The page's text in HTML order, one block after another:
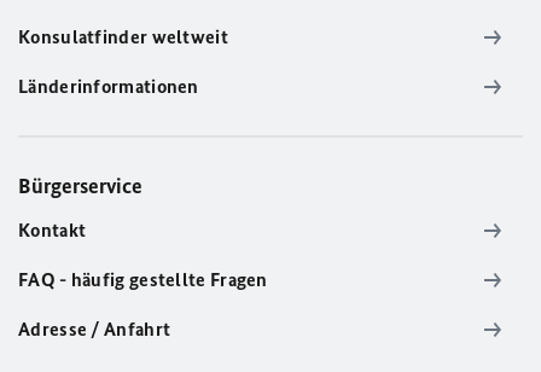
Konsulatfinder weltweit
Länderinformationen
Bürgerservice
Kontakt
FAQ - häufig gestellte Fragen
Adresse / Anfahrt